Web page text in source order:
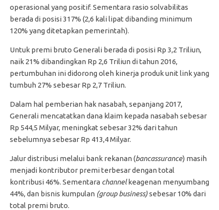
operasional yang positif. Sementara rasio solvabilitas
berada di posisi 317% (2,6 kali lipat dibanding minimum
120% yang ditetapkan pemerintah).
Untuk premi bruto Generali berada di posisi Rp 3,2 Triliun,
naik 21% dibandingkan Rp 2,6 Triliun di tahun 2016,
pertumbuhan ini didorong oleh kinerja produk unit link yang
tumbuh 27% sebesar Rp 2,7 Triliun.
Dalam hal pemberian hak nasabah, sepanjang 2017,
Generali mencatatkan dana klaim kepada nasabah sebesar
Rp 544,5 Milyar, meningkat sebesar 32% dari tahun
sebelumnya sebesar Rp 413,4 Milyar.
Jalur distribusi melalui bank rekanan (bancassurance) masih
menjadi kontributor premi terbesar dengan total
kontribusi 46%. Sementara channelkeagenan menyumbang
44%, dan bisnis kumpulan (group business)sebesar 10% dari
total premi bruto.